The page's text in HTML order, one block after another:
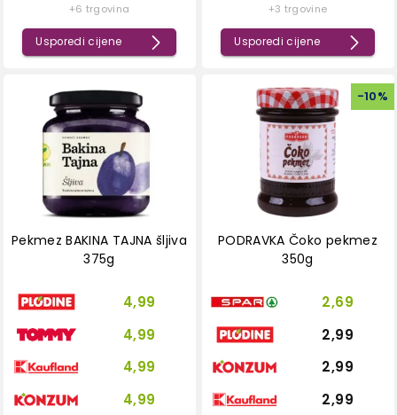
+6 trgovina
Usporedi cijene
+3 trgovine
Usporedi cijene
Pekmez BAKINA TAJNA šljiva
375g
4,99
4,99
4,99
4,99
-10%
PODRAVKA Čoko pekmez
350g
2,69
2,99
2,99
2,99